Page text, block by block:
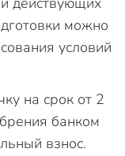
можно
условий
на срок от 2
банком
взнос.